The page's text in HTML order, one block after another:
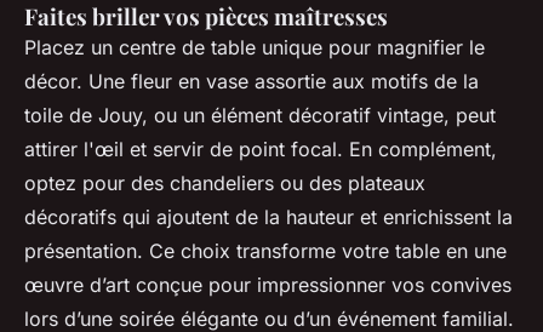
Faites briller vos pièces maîtresses
Placez un centre de table unique pour magnifier le
décor. Une fleur en vase assortie aux motifs de la
toile de Jouy, ou un élément décoratif vintage, peut
attirer l'œil et servir de point focal. En complément,
optez pour des chandeliers ou des plateaux
décoratifs qui ajoutent de la hauteur et enrichissent la
présentation. Ce choix transforme votre table en une
œuvre d’art conçue pour impressionner vos convives
lors d’une soirée élégante ou d’un événement familial.